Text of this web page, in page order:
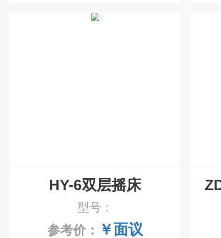
HY-6双层摇床
型号：
参考价： ￥面议